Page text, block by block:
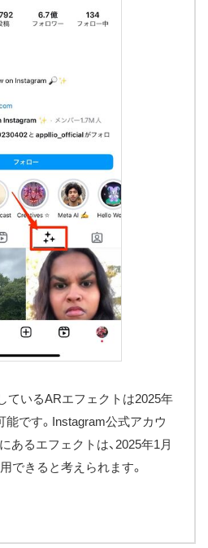
ているARエフェクトは2025年
です。Instagram公式アカウ
あるエフェクトは、2025年1月
できると考えられます。